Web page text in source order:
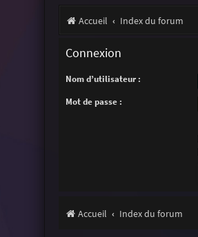
Accueil Index du forum
Connexion
Nom d’utilisateur :
Mot de passe :
Accueil Index du forum